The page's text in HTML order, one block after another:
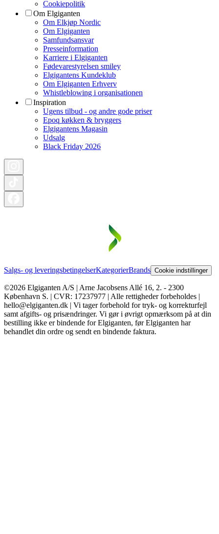
Cookiepolitik
Om Elgiganten
Om Elkjøp Nordic
Om Elgiganten
Samfundsansvar
Presseinformation
Karriere i Elgiganten
Fødevarestyrelsen smiley
Elgigantens Kundeklub
Om Elgiganten Erhverv
Whistleblowing i organisationen
Inspiration
Ugens tilbud - og andre gode priser
Epoq køkken & bryggers
Elgigantens Magasin
Udsalg
Black Friday 2026
Salgs- og leveringsbetingelserKategorierBrands Cookie indstillinger
©2026 Elgiganten A/S | Arne Jacobsens Allé 16, 2. - 2300
København S. | CVR: 17237977 | Alle rettigheder forbeholdes |
hello@elgiganten.dk | Vi tager forbehold for tryk- og korrekturfejl
samt afgifts- og prisændringer. Vi gør i øvrigt opmærksom på at din
bestilling ikke er bindende for Elgiganten, før Elgiganten har
behandlet din ordre og sendt en bindende faktura.